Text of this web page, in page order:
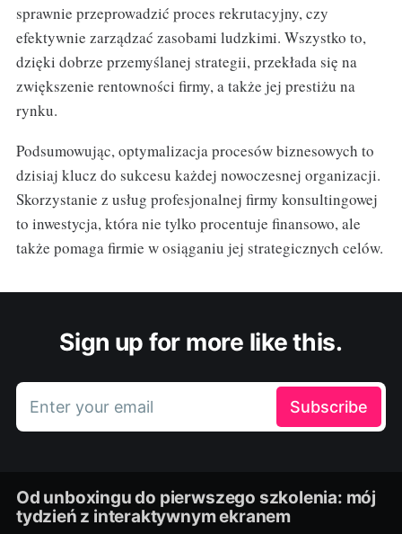
sprawnie przeprowadzić proces rekrutacyjny, czy
efektywnie zarządzać zasobami ludzkimi. Wszystko to,
dzięki dobrze przemyślanej strategii, przekłada się na
zwiększenie rentowności firmy, a także jej prestiżu na
rynku.
Podsumowując, optymalizacja procesów biznesowych to
dzisiaj klucz do sukcesu każdej nowoczesnej organizacji.
Skorzystanie z usług profesjonalnej firmy konsultingowej
to inwestycja, która nie tylko procentuje finansowo, ale
także pomaga firmie w osiąganiu jej strategicznych celów.
Sign up for more like this.
Enter your email Subscribe
Od unboxingu do pierwszego szkolenia: mój
tydzień z interaktywnym ekranem